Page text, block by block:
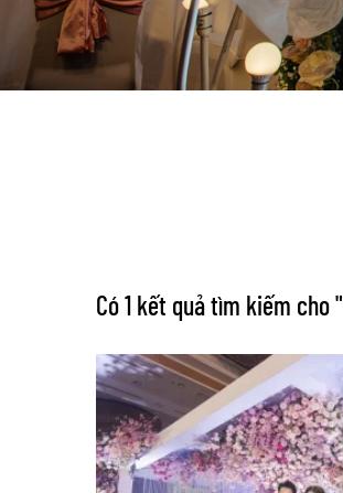
Có 1 kết quả tìm kiếm cho "